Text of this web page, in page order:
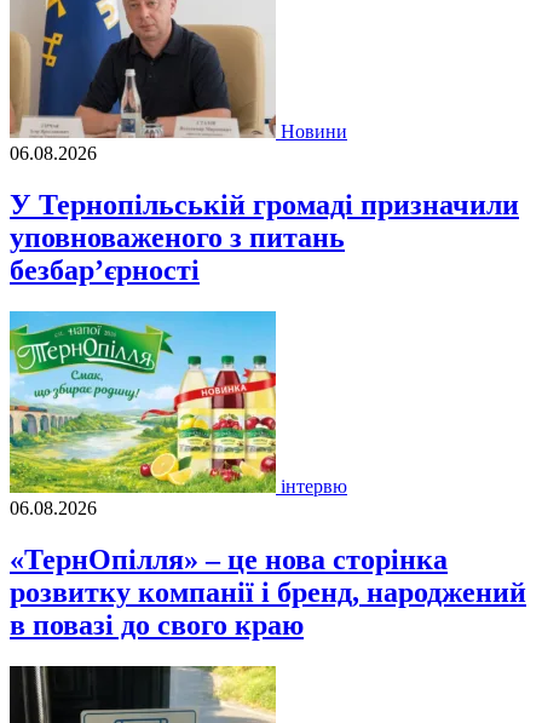
Новини
06.08.2026
У Тернопільській громаді призначили
уповноваженого з питань
безбар’єрності
інтервю
06.08.2026
«ТернОпілля» – це нова сторінка
розвитку компанії і бренд, народжений
в повазі до свого краю